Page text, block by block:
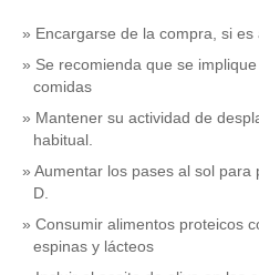
Encargarse de la compra, si
Se recomienda que se
comidas
Mantener su actividad de
habitual.
Aumentar los pases al sol para
D.
Consumir alimentos proteicos
espinas y lácteos